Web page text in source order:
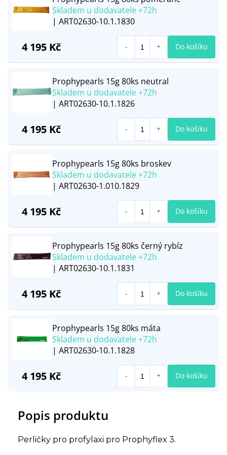
Popis produktu
Perličky pro profylaxi pro Prophyflex 3.
Skladem u dodavatele +72h
| ART02630-10.1.1830
4 195 Kč Do košíku
Prophypearls 15g 80ks neutral
Skladem u dodavatele +72h
| ART02630-10.1.1826
4 195 Kč Do košíku
Prophypearls 15g 80ks broskev
Skladem u dodavatele +72h
| ART02630-1.010.1829
4 195 Kč Do košíku
Prophypearls 15g 80ks černý rybíz
Skladem u dodavatele +72h
| ART02630-10.1.1831
4 195 Kč Do košíku
Prophypearls 15g 80ks máta
Skladem u dodavatele +72h
| ART02630-10.1.1828
4 195 Kč Do košíku